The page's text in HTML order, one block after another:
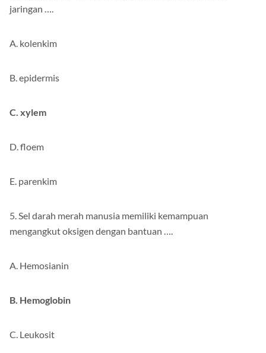
jaringan ….
A. kolenkim
B. epidermis
C. xylem
D. floem
E. parenkim
5. Sel darah merah manusia memiliki kemampuan
mengangkut oksigen dengan bantuan ….
A. Hemosianin
B. Hemoglobin
C. Leukosit